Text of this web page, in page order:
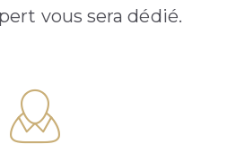
vous sera dédié.